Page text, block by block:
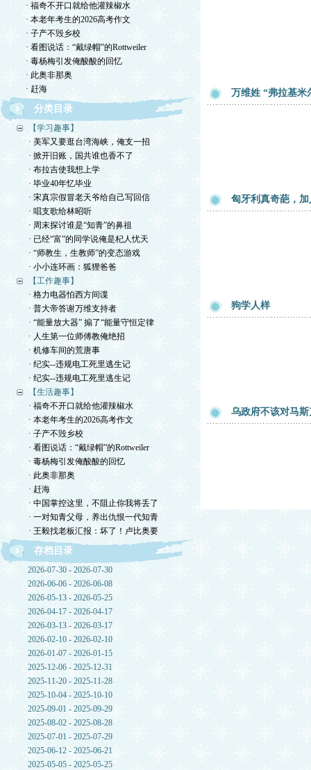
· 福奇不开口就给他灌辣椒水
· 本老年考生的2026高考作文
· 子产不毁乡校
· 看图说话：“戴绿帽”的Rottweiler
· 毒杨梅引发俺酸酸的回忆
· 此奥非那奥
· 赶海
分类目录
【学习趣事】
· 美军又要逛台湾海峡，俺支一招
· 掀开旧账，国共谁也香不了
· 布拉吉使我想上学
· 毕业40年忆毕业
· 宋真宗假冒老天爷给自己写回信
· 唱支歌给林昭听
· 周末探讨谁是“知青”的鼻祖
· 已经“富”的同学说俺是杞人忧天
· “师教生，生教师”的变态游戏
· 小小连环画：狐狸爸爸
【工作趣事】
· 格力电器怕西方间谍
· 普大帝答谢万维支持者
· “能量放大器” 搧了“能量守恒定律
· 人生第一位师傅教俺绝招
· 机修车间的荒唐事
· 纪实--违规电工死里逃生记
· 纪实--违规电工死里逃生记
【生活趣事】
· 福奇不开口就给他灌辣椒水
· 本老年考生的2026高考作文
· 子产不毁乡校
· 看图说话：“戴绿帽”的Rottweiler
· 毒杨梅引发俺酸酸的回忆
· 此奥非那奥
· 赶海
· 中国掌控这里，不阻止你我将丢了
· 一对知青父母，养出仇恨一代知青
· 王毅找老板汇报：坏了！卢比奥要
存档目录
2026-07-30 - 2026-07-30
2026-06-06 - 2026-06-08
2026-05-13 - 2026-05-25
2026-04-17 - 2026-04-17
2026-03-13 - 2026-03-17
2026-02-10 - 2026-02-10
2026-01-07 - 2026-01-15
2025-12-06 - 2025-12-31
2025-11-20 - 2025-11-28
2025-10-04 - 2025-10-10
2025-09-01 - 2025-09-29
2025-08-02 - 2025-08-28
2025-07-01 - 2025-07-29
2025-06-12 - 2025-06-21
2025-05-05 - 2025-05-25
万维姓 “弗拉基米
匈牙利真奇葩，
狗学人样
乌政府不该对马